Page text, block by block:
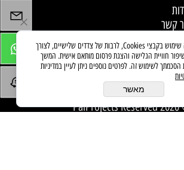
קשר
משלוחים
©
לידיעתך, באתרנו נעשה שימוש בקבצי Cookies, לרבות של צדדים שלישיים, לצורך
חוויית הגלישה והצגת פרסום מותאם אישית. המשך
לשימוש זה. לפרטים נוספים ניתן לעיין במדיניות
מאשר